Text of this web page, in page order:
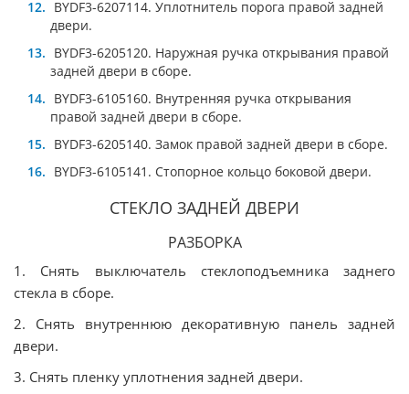
BYDF3-6207114. Уплотнитель порога правой задней
двери.
BYDF3-6205120. Наружная ручка открывания правой
задней двери в сборе.
BYDF3-6105160. Внутренняя ручка открывания
правой задней двери в сборе.
BYDF3-6205140. Замок правой задней двери в сборе.
BYDF3-6105141. Стопорное кольцо боковой двери.
СТЕКЛО ЗАДНЕЙ ДВЕРИ
РАЗБОРКА
1. Снять выключатель стеклоподъемника заднего
стекла в сборе.
2. Снять внутреннюю декоративную панель задней
двери.
3. Снять пленку уплотнения задней двери.